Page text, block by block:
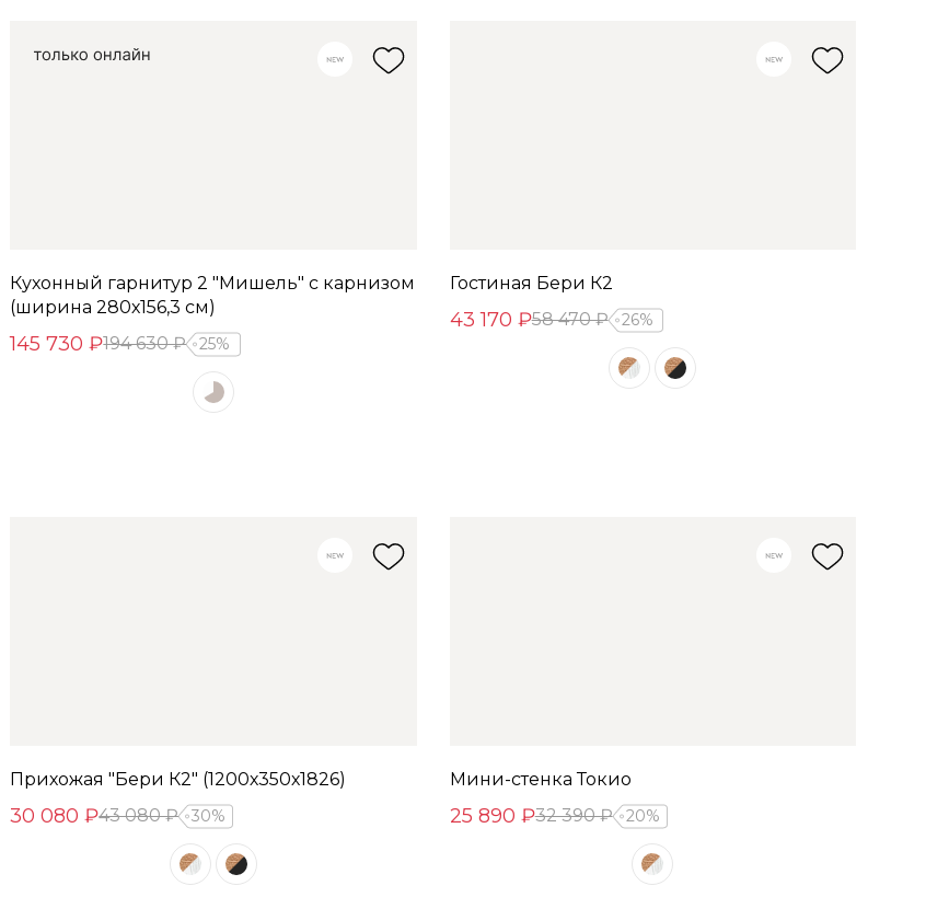
Кухонный гарнитур 2 "Мишель" с карнизом
(ширина 280х156,3 см)
145 730 ₽194 630 ₽ 25%
Гостиная Бери К2
43 170 ₽58 470 ₽ 26%
Прихожая "Бери К2" (1200х350х1826)
30 080 ₽43 080 ₽ 30%
Мини-стенка Токио
25 890 ₽32 390 ₽ 20%